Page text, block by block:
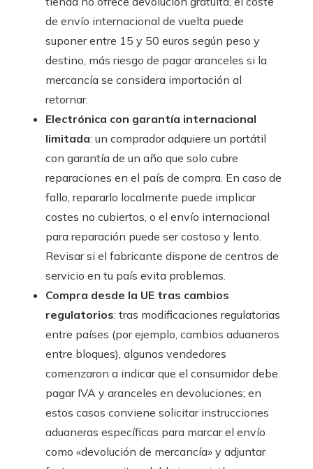
de envío internacional de vuelta puede
suponer entre 15 y 50 euros según peso y
destino, más riesgo de pagar aranceles si la
mercancía se considera importación al
retornar.
Electrónica con garantía internacional
limitada: un comprador adquiere un portátil
con garantía de un año que solo cubre
reparaciones en el país de compra. En caso de
fallo, repararlo localmente puede implicar
costes no cubiertos, o el envío internacional
para reparación puede ser costoso y lento.
Revisar si el fabricante dispone de centros de
servicio en tu país evita problemas.
Compra desde la UE tras cambios
regulatorios: tras modificaciones regulatorias
entre países (por ejemplo, cambios aduaneros
entre bloques), algunos vendedores
comenzaron a indicar que el consumidor debe
pagar IVA y aranceles en devoluciones; en
estos casos conviene solicitar instrucciones
aduaneras específicas para marcar el envío
como «devolución de mercancía» y adjuntar